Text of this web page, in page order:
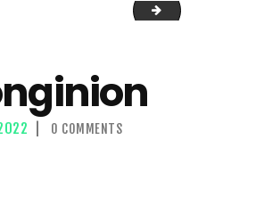
el gadze
0 COMMENTS